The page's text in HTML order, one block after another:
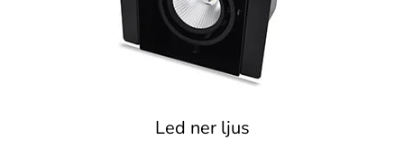
Led ner ljus